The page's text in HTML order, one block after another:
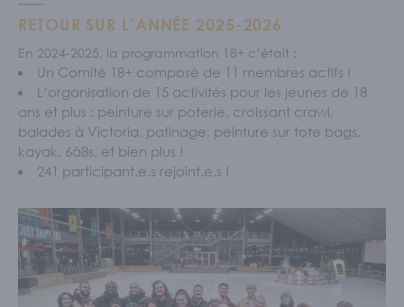
RETOUR SUR L’ANNÉE 2025-2026
En 2024-2025, la programmation 18+ c’était :
Un Comité 18+ composé de 11 membres actifs !
L’organisation de 15 activités pour les jeunes de 18
ans et plus : peinture sur poterie, croissant crawl,
balades à Victoria, patinage, peinture sur tote bags,
kayak, 6à8s, et bien plus !
241 participant.e.s rejoint.e.s !